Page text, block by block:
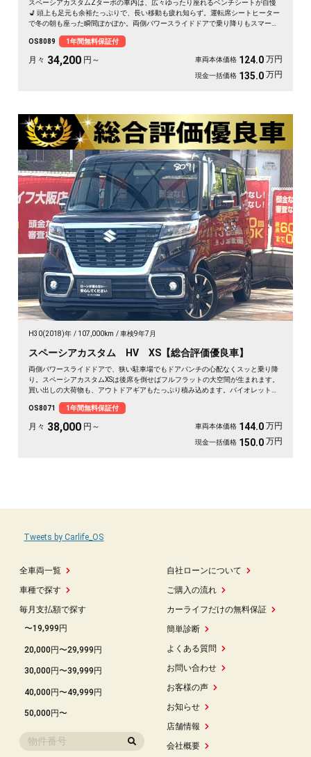
スペーシアカスタムZターボの車内は、広々ゆったり座れるベンチシートが自慢
💺 頭上も足元も余裕たっぷりで、長い移動も疲れ知らず。運転席シートヒーター
で冬の朝も座った瞬間ぽかぽか。両側パワースライドドアで乗り降りもスマー
の遠出に、心地よい空間が待っています🎵 快適な毎日をこの一台から。《1年保
証付》で安心のカーライフを👍✨
OS8089 1年間無料保証付
月々 34,200 円～ 車両本体価格 124.0 万円
現金一括価格 135.0 万円
H30(2018)年 107,000km 車検9年7月
スペーシアカスタム HV XS【総合評価優良車】
両側パワースライドドアで、狭い駐車場でもドアパンチの心配なくスッと乗り降
り。スペーシアカスタムXSは後席を倒せばフルフラットの大空間が生まれます。
買い出しの大荷物も、アウトドアギアもたっぷり積み込めます。バイオレットの
クテーブルで、長距離移動も快適に過ごせます。休日の遠出が待ち遠しくなりま
すよ。安心してお乗りいただける《1年保証付》です🚗✨💺🙌😊
OS8071 1年間無料保証付
月々 38,000 円～ 車両本体価格 144.0 万円
現金一括価格 150.0 万円
全車両一覧
車種で探す
毎月支払額で探す
〜19,999円
20,000円〜29,999円
30,000円〜39,999円
40,000円〜49,999円
50,000円〜
自社ローンについて
ご購入の流れ
カーライフだけの無料保証
簡単診断
よくある質問
お問い合わせ
お客様の声
お知らせ
店舗情報
会社概要
Tweets by Carlife_OS